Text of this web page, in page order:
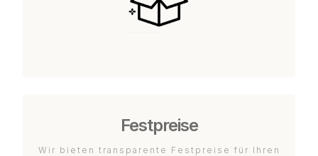
Festpreise
Wir bieten transparente Festpreise für Ihren